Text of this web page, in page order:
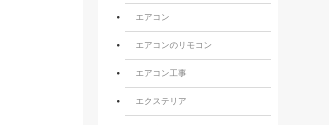
エアコン
エアコンのリモコン
エアコン工事
エクステリア